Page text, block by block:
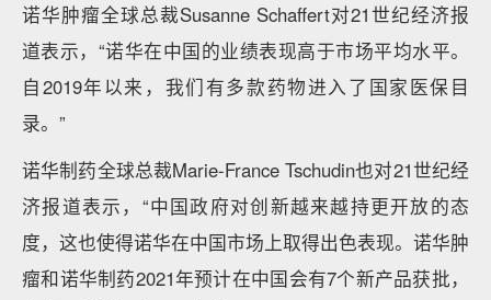
诺华肿瘤全球总裁Susanne Schaffert对21世纪经济报
道表示，“诺华在中国的业绩表现高于市场平均水平。
自2019年以来，我们有多款药物进入了国家医保目
录。”
诺华制药全球总裁Marie-France Tschudin也对21世纪经
济报道表示，“中国政府对创新越来越持更开放的态
度，这也使得诺华在中国市场上取得出色表现。诺华肿
瘤和诺华制药2021年预计在中国会有7个新产品获批，